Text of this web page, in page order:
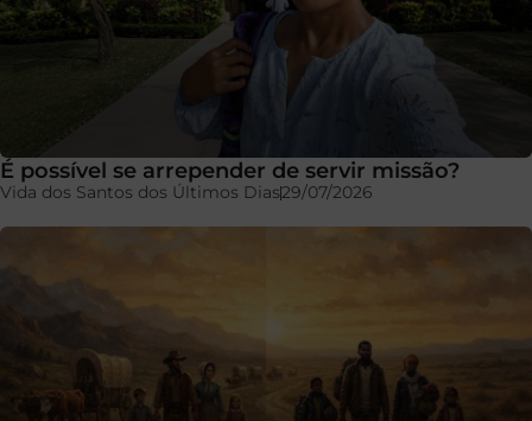
É possível se arrepender de servir missão?
Vida dos Santos dos Últimos Dias29/07/2026